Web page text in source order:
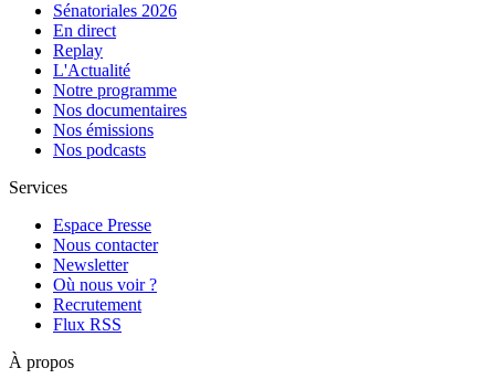
Sénatoriales 2026
En direct
Replay
L'Actualité
Notre programme
Nos documentaires
Nos émissions
Nos podcasts
Services
Espace Presse
Nous contacter
Newsletter
Où nous voir ?
Recrutement
Flux RSS
À propos